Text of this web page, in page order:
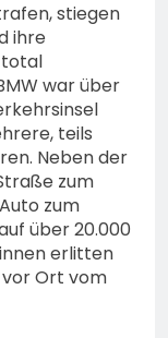
stiegen
ihre
total
war über
teils
Neben der
zum
zum
über 20.000
erlitten
Ort vom